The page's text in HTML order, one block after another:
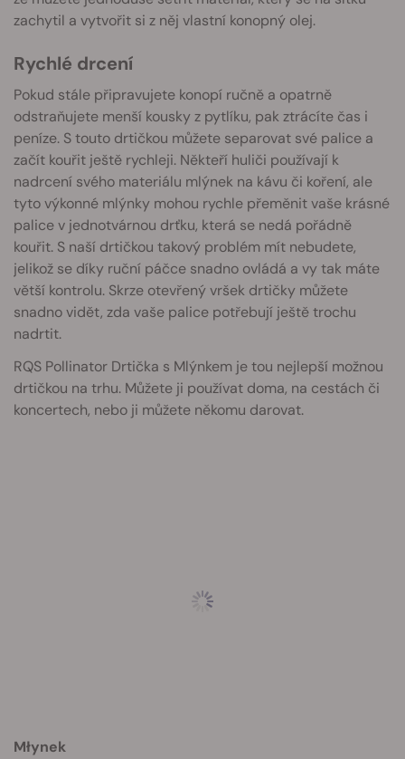
zachytil a vytvořit si z něj vlastní konopný olej.
Rychlé drcení
Pokud stále připravujete konopí ručně a opatrně
odstraňujete menší kousky z pytlíku, pak ztrácíte čas i
peníze. S touto drtičkou můžete separovat své palice a
začít kouřit ještě rychleji. Někteří huliči používají k
nadrcení svého materiálu mlýnek na kávu či koření, ale
tyto výkonné mlýnky mohou rychle přeměnit vaše krásné
palice v jednotvárnou drťku, která se nedá pořádně
kouřit. S naší drtičkou takový problém mít nebudete,
jelikož se díky ruční páčce snadno ovládá a vy tak máte
větší kontrolu. Skrze otevřený vršek drtičky můžete
snadno vidět, zda vaše palice potřebují ještě trochu
nadrtit.
RQS Pollinator Drtička s Mlýnkem je tou nejlepší možnou
drtičkou na trhu. Můžete ji používat doma, na cestách či
koncertech, nebo ji můžete někomu darovat.
Młynek